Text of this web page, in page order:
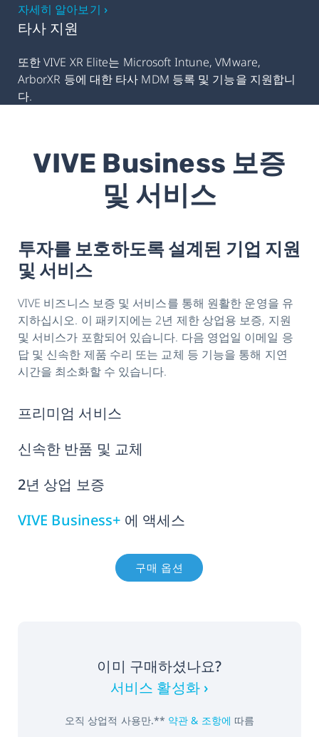
자세히 알아보기 ›
타사 지원
또한 VIVE XR Elite는 Microsoft Intune, VMware,
ArborXR 등에 대한 타사 MDM 등록 및 기능을 지원합니
다.
VIVE Business 보증
및 서비스
투자를 보호하도록 설계된 기업 지원
및 서비스
VIVE 비즈니스 보증 및 서비스를 통해 원활한 운영을 유
지하십시오. 이 패키지에는 2년 제한 상업용 보증, 지원
및 서비스가 포함되어 있습니다. 다음 영업일 이메일 응
답 및 신속한 제품 수리 또는 교체 등 기능을 통해 지연
시간을 최소화할 수 있습니다.
프리미엄 서비스
신속한 반품 및 교체
2년 상업 보증
VIVE Business+ 에 액세스
구매 옵션
이미 구매하셨나요?
서비스 활성화 ›
오직 상업적 사용만.** 약관 & 조항에 따름